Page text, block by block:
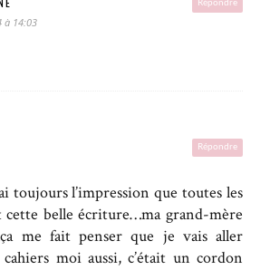
Répondre
à 14:03
Répondre
toujours l’impression que toutes les
cette belle écriture…ma grand-mère
me fait penser que je vais aller
moi aussi, c’était un cordon